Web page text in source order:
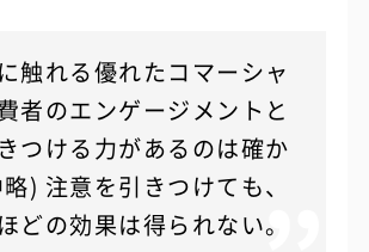
触れる優れたコマーシャ
者のエンゲージメントと
つける力があるのは確か
) 注意を引きつけても、
どの効果は得られない。